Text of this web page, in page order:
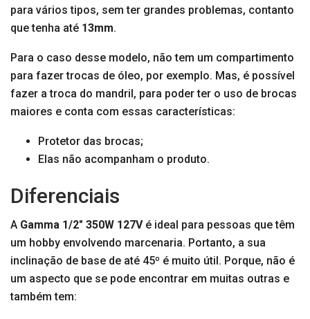
para vários tipos, sem ter grandes problemas, contanto
que tenha até 13mm.
Para o caso desse modelo, não tem um compartimento
para fazer trocas de óleo, por exemplo. Mas, é possível
fazer a troca do mandril, para poder ter o uso de brocas
maiores e conta com essas características:
Protetor das brocas;
Elas não acompanham o produto.
Diferenciais
A Gamma 1/2″ 350W 127V é ideal para pessoas que têm
um hobby envolvendo marcenaria. Portanto, a sua
inclinação de base de até 45º é muito útil. Porque, não é
um aspecto que se pode encontrar em muitas outras e
também tem: